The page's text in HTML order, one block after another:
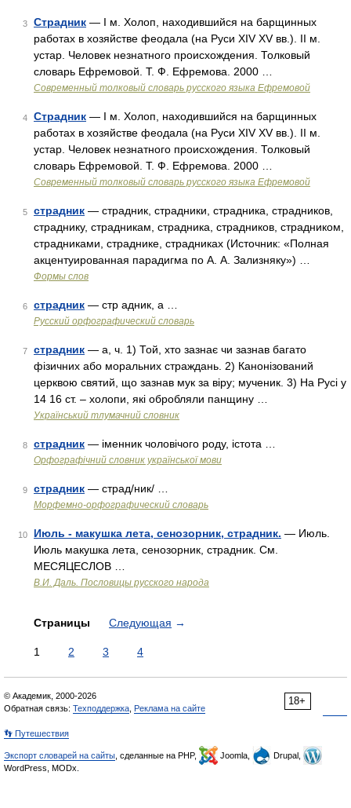
3 Страдник — I м. Холоп, находившийся на барщинных
работах в хозяйстве феодала (на Руси XIV XV вв.). II м.
устар. Человек незнатного происхождения. Толковый
словарь Ефремовой. Т. Ф. Ефремова. 2000 …
Современный толковый словарь русского языка Ефремовой
4 Страдник — I м. Холоп, находившийся на барщинных
работах в хозяйстве феодала (на Руси XIV XV вв.). II м.
устар. Человек незнатного происхождения. Толковый
словарь Ефремовой. Т. Ф. Ефремова. 2000 …
Современный толковый словарь русского языка Ефремовой
5 страдник — страдник, страдники, страдника, страдников,
страднику, страдникам, страдника, страдников, страдником,
страдниками, страднике, страдниках (Источник: «Полная
акцентуированная парадигма по А. А. Зализняку») …
Формы слов
6 страдник — стр адник, а …
Русский орфографический словарь
7 страдник — а, ч. 1) Той, хто зазнає чи зазнав багато
фізичних або моральних страждань. 2) Канонізований
церквою святий, що зазнав мук за віру; мученик. 3) На Русі у
14 16 ст. – холопи, які обробляли панщину …
Український тлумачний словник
8 страдник — іменник чоловічого роду, істота …
Орфографічний словник української мови
9 страдник — страд/ник/ …
Морфемно-орфографический словарь
10 Июль - макушка лета, сенозорник, страдник. — Июль.
Июль макушка лета, сенозорник, страдник. См.
МЕСЯЦЕСЛОВ …
В.И. Даль. Пословицы русского народа
Страницы Следующая →
1 2 3 4
18+
© Академик, 2000-2026
Обратная связь: Техподдержка Реклама на сайте
👣 Путешествия
Экспорт словарей на сайты , сделанные на PHP, Joomla,
Drupal,
WordPress, MODx.